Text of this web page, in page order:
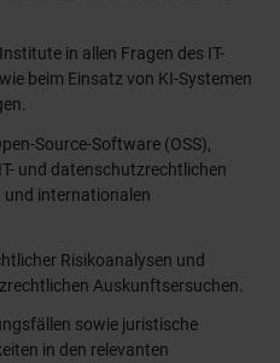
in allen Fragen des IT-
beim Einsatz von KI-Systemen
Source-Software (OSS),
und datenschutzrechtlichen
und internationalen
Risikoanalysen und
Auskunftsersuchen.
sowie juristische
in den relevanten